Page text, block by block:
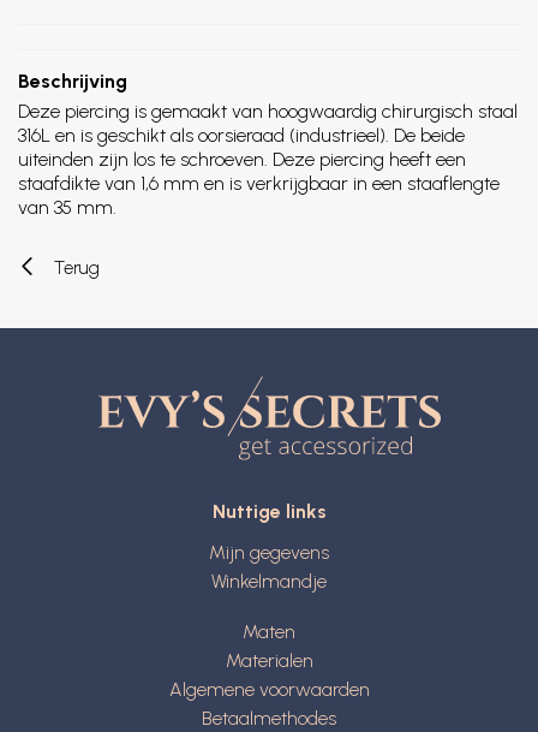
Beschrijving
Deze piercing is gemaakt van hoogwaardig chirurgisch staal
316L en is geschikt als oorsieraad (industrieel). De beide
uiteinden zijn los te schroeven. Deze piercing heeft een
staafdikte van 1,6 mm en is verkrijgbaar in een staaflengte
van 35 mm.
Terug
Nuttige links
Mijn gegevens
Winkelmandje
Maten
Materialen
Algemene voorwaarden
Betaalmethodes